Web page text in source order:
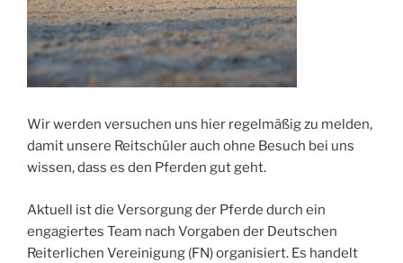
Wir werden versuchen uns hier regelmäßig zu melden,
damit unsere Reitschüler auch ohne Besuch bei uns
wissen, dass es den Pferden gut geht.
Aktuell ist die Versorgung der Pferde durch ein
engagiertes Team nach Vorgaben der Deutschen
Reiterlichen Vereinigung (FN) organisiert. Es handelt